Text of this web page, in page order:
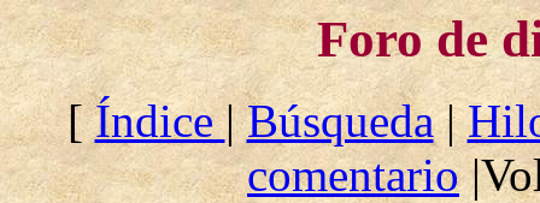
Foro de
[Índice|Búsqueda|
comentario